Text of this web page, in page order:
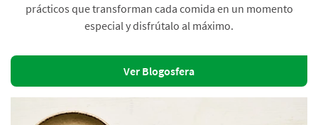
prácticos que transforman cada comida en un momento
especial y disfrútalo al máximo.
Ver Blogosfera